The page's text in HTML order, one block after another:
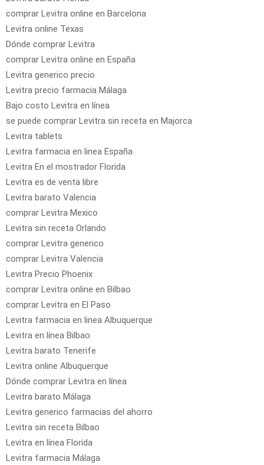
comprar Levitra online en Barcelona
Levitra online Texas
Dónde comprar Levitra
comprar Levitra online en España
Levitra generico precio
Levitra precio farmacia Málaga
Bajo costo Levitra en línea
se puede comprar Levitra sin receta en Majorca
Levitra tablets
Levitra farmacia en linea España
Levitra En el mostrador Florida
Levitra es de venta libre
Levitra barato Valencia
comprar Levitra Mexico
Levitra sin receta Orlando
comprar Levitra generico
comprar Levitra Valencia
Levitra Precio Phoenix
comprar Levitra online en Bilbao
comprar Levitra en El Paso
Levitra farmacia en linea Albuquerque
Levitra en línea Bilbao
Levitra barato Tenerife
Levitra online Albuquerque
Dónde comprar Levitra en línea
Levitra barato Málaga
Levitra generico farmacias del ahorro
Levitra sin receta Bilbao
Levitra en línea Florida
Levitra farmacia Málaga